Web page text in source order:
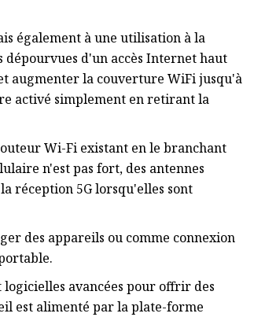
également à une utilisation à la
dépourvues d'un accès Internet haut
augmenter la couverture WiFi jusqu'à
activé simplement en retirant la
Wi-Fi existant en le branchant
n'est pas fort, des antennes
réception 5G lorsqu'elles sont
des appareils ou comme connexion
avancées pour offrir des
est alimenté par la plate-forme